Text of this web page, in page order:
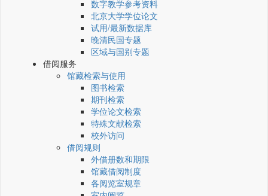
数字教学参考资料
北京大学学位论文
试用/最新数据库
晚清民国专题
区域与国别专题
借阅服务
馆藏检索与使用
图书检索
期刊检索
学位论文检索
特殊文献检索
校外访问
借阅规则
外借册数和期限
馆藏借阅制度
各阅览室规章